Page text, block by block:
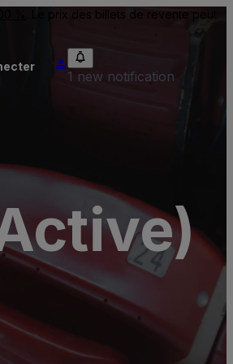
%
. Le prix des billets de revente peut
1 new notification